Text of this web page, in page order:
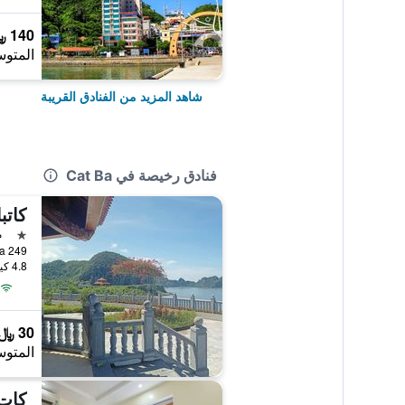
140 ﷼
شاهد المزيد من الفنادق القريبة
فنادق رخيصة في Cat Ba
249 Nui Ngoc, Cat Ba, فيتنام
4.8 كيلومتر عن وسط المدينة
30 ﷼